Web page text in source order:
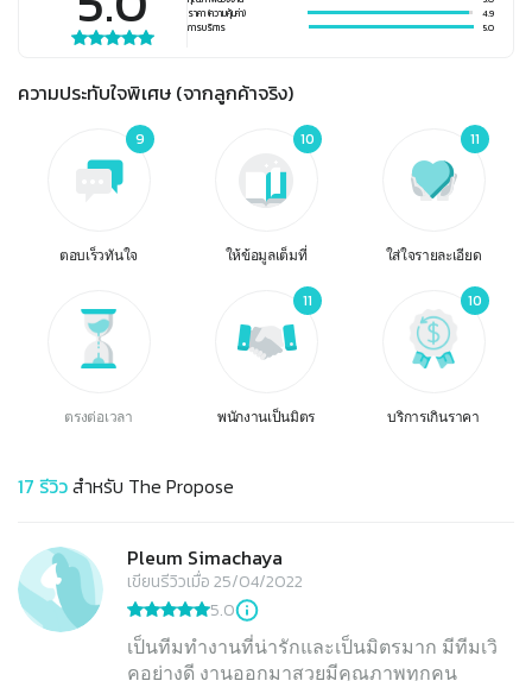
ราคา (ความคุ้มค่า)
4.9
การบริการ
5.0
ความประทับใจพิเศษ (จากลูกค้าจริง)
9
ตอบเร็วทันใจ
10
ให้ข้อมูลเต็มที่
11
ใส่ใจรายละเอียด
ตรงต่อเวลา
11
พนักงานเป็นมิตร
10
บริการเกินราคา
17 รีวิวสำหรับ The Propose
Pleum Simachaya
เขียนรีวิวเมื่อ 25/04/2022
5.0
เป็นทีมทำงานที่น่ารักและเป็นมิตรมาก มีทีมเวิ
คอย่างดี งานออกมาสวยมีคุณภาพทุกคน